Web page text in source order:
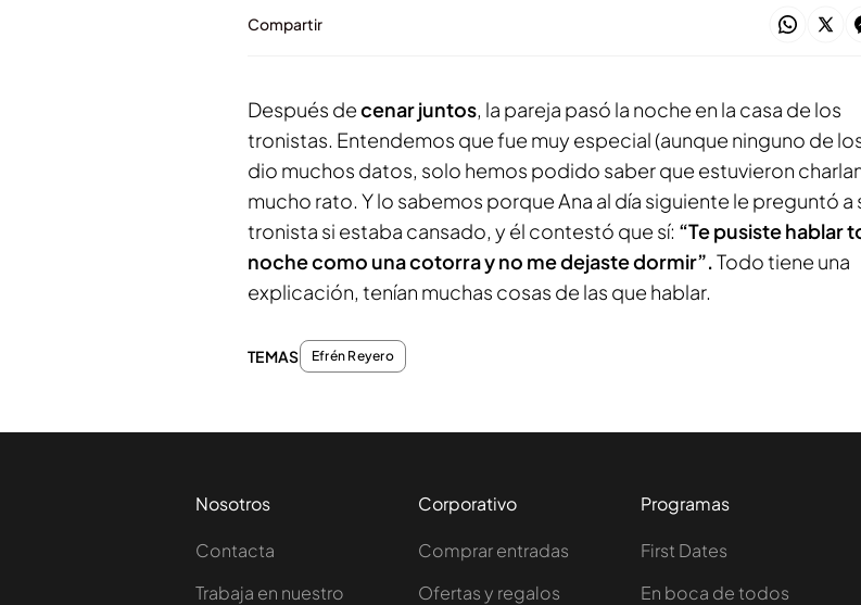
Compartir
Después decenar juntos, la pareja pasó la noche en la casa de los
tronistas. Entendemos que fue muy especial (aunque ninguno de
dio muchos datos, solo hemos podido saber que estuvieron
mucho rato. Y lo sabemos porque Ana al día siguiente le preguntó a
tronista si estaba cansado, y él contestó que sí: “Te pusiste hablar
noche como una cotorra y no me dejaste dormir”.Todo tiene una
explicación, tenían muchas cosas de las que hablar.
TEMAS Efrén Reyero
Nosotros
Contacta
Trabaja en nuestro
Corporativo
Comprar entradas
Ofertas y regalos
Programas
First Dates
En boca de todos